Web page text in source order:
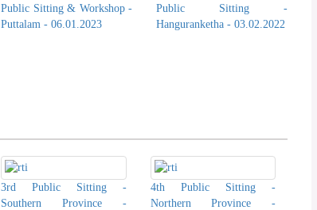
Public Sitting & Workshop -
Puttalam - 06.01.2023
Public Sitting -
Hanguranketha - 03.02.2022
3rd Public Sitting -
Southern Province -
4th Public Sitting -
Northern Province -